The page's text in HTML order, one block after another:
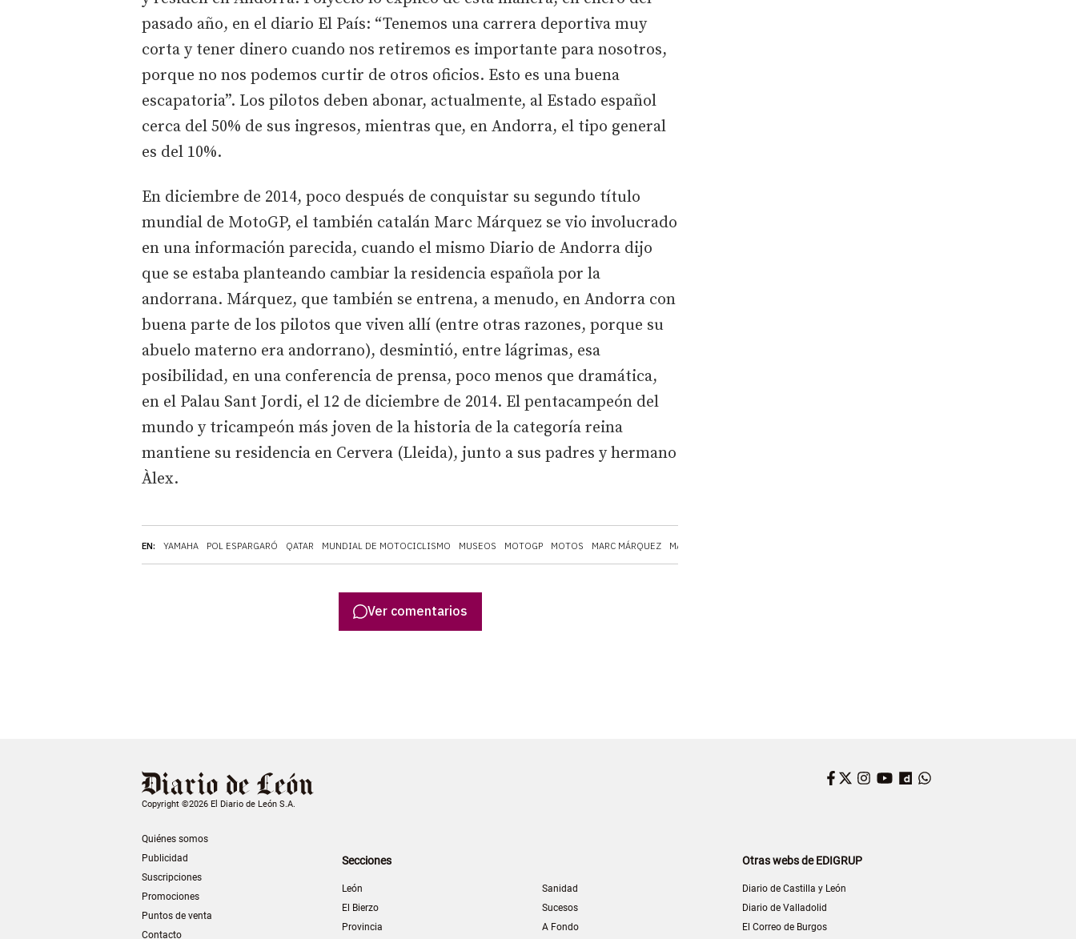
EN: YAMAHA POL ESPARGARÓ QATAR MUNDIAL DE MOTOCICLISMO MUSEOS MOTOGP MOTOS MARC MÁRQUEZ MAVERICK VIÑALES
pasado año, en el diario El País: “Tenemos una carrera deportiva muy
corta y tener dinero cuando nos retiremos es importante para nosotros,
porque no nos podemos curtir de otros oficios. Esto es una buena
escapatoria”. Los pilotos deben abonar, actualmente, al Estado español
cerca del 50% de sus ingresos, mientras que, en Andorra, el tipo general
es del 10%.
En diciembre de 2014, poco después de conquistar su segundo título
mundial de MotoGP, el también catalán Marc Márquez se vio involucrado
en una información parecida, cuando el mismo Diario de Andorra dijo
que se estaba planteando cambiar la residencia española por la
andorrana. Márquez, que también se entrena, a menudo, en Andorra con
buena parte de los pilotos que viven allí (entre otras razones, porque su
abuelo materno era andorrano), desmintió, entre lágrimas, esa
posibilidad, en una conferencia de prensa, poco menos que dramática,
en el Palau Sant Jordi, el 12 de diciembre de 2014. El pentacampeón del
mundo y tricampeón más joven de la historia de la categoría reina
mantiene su residencia en Cervera (Lleida), junto a sus padres y hermano
Àlex.
Ver comentarios
Copyright ©2026 El Diario de León S.A.
Quiénes somos
Publicidad
Suscripciones
Promociones
Puntos de venta
Contacto
Facebook
Twitter
Instagram
YouTube
Dailymotion
Secciones
León
El Bierzo
Provincia
Sanidad
Sucesos
A Fondo
Otras webs de EDIGRUP
Diario de Castilla y León
Diario de Valladolid
El Correo de Burgos